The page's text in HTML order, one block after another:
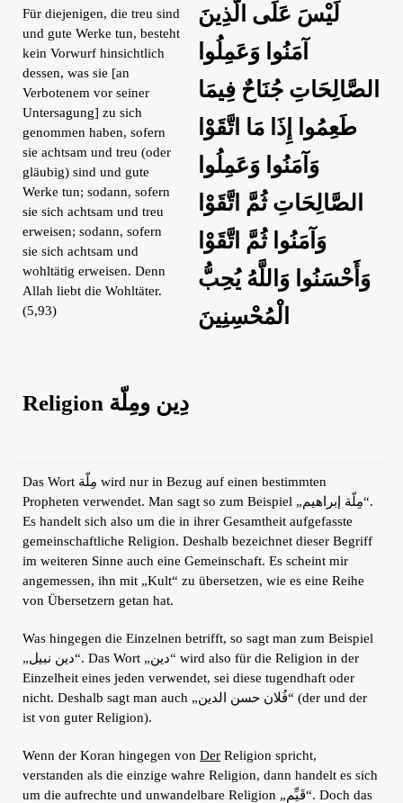
Für diejenigen, die treu sind
und gute Werke tun, besteht
kein Vorwurf hinsichtlich
dessen, was sie [an
Verbotenem vor seiner
Untersagung] zu sich
genommen haben, sofern
sie achtsam und treu (oder
gläubig) sind und gute
Werke tun; sodann, sofern
sie sich achtsam und treu
erweisen; sodann, sofern
sie sich achtsam und
wohltätig erweisen. Denn
Allah liebt die Wohltäter.
(5,93)
لَيْسَ عَلَى الَّذِينَ
آمَنُوا وَعَمِلُوا
الصَّالِحَاتِ جُنَاحٌ فِيمَا
طَعِمُوا إِذَا مَا اتَّقَوْا
وَآمَنُوا وَعَمِلُوا
الصَّالِحَاتِ ثُمَّ اتَّقَوْا
وَآمَنُوا ثُمَّ اتَّقَوْا
وَأَحْسَنُوا وَاللَّهُ يُحِبُّ
الْمُحْسِنِينَ
Religion دِين ومِلّة
Das Wort مِلّة wird nur in Bezug auf einen bestimmten
Propheten verwendet. Man sagt so zum Beispiel „مِلّة إبراهيم“.
Es handelt sich also um die in ihrer Gesamtheit aufgefasste
gemeinschaftliche Religion. Deshalb bezeichnet dieser Begriff
im weiteren Sinne auch eine Gemeinschaft. Es scheint mir
angemessen, ihn mit „Kult“ zu übersetzen, wie es eine Reihe
von Übersetzern getan hat.
Was hingegen die Einzelnen betrifft, so sagt man zum Beispiel
„دين نبيل“. Das Wort „دين“ wird also für die Religion in der
Einzelheit eines jeden verwendet, sei diese tugendhaft oder
nicht. Deshalb sagt man auch „فُلان حسن الدين“ (der und der
ist von guter Religion).
Wenn der Koran hingegen von Der Religion spricht,
verstanden als die einzige wahre Religion, dann handelt es sich
um die aufrechte und unwandelbare Religion „قَيِّم“. Doch das